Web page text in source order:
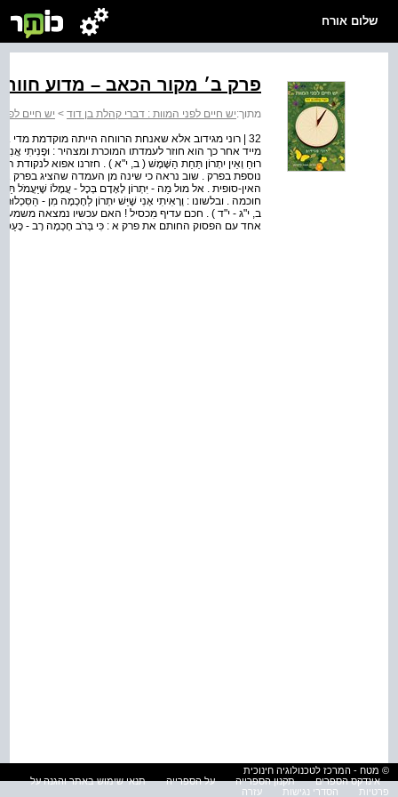
שלום אורח
פרק ב׳ מקור הכאב – מדוע
מתוך:יש חיים לפני המוות : דברי קהלת בן דוד > יש חיים
32 | רוני מגידוב אלא שאנחת הרווחה הייתה מוקדמת
מייד אחר כך הוא חוזר לעמדתו המוכרת ומצהיר : וּפָנִיתִי
רוּחַ וְאֵין יִתְרוֹן תַּחַת הַשָּׁמֶשׁ ( ב, י"א ) . חזרנו אפוא לנקודת
נוספת בפרק . שוב נראה כי שינה מן העמדה שהציג בפרק א,
האין-סופית . אל מול מַה - יִּתְרוֹן לָאָדָם בְּכָל - עֲמָלוֹ שֶׁיַּעֲמֹל
חוכמה . ובלשונו : וְרָאִיתִי אָנִי שֶׁיֵּשׁ יִתְרוֹן לַחָכְמָה מִן -
ב, י"ג - י"ד ) . חכם עדיף מִכסיל ! האם עכשיו נמצאה
אחד עם הפסוק החותם את פרק א : כִּי בְּרֹב חָכְמָה רָב -
© מטח - המרכז לטכנולוגיה חינוכית
אינדקס הספרים
תקנון הספרייה על הספרייה
תנאי שימוש באתר והגנה על
פרטיות
הסדרי נגישות עזרה